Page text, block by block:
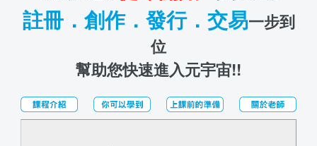
註冊．創作．發行．交易一步到
位
幫助您快速進入元宇宙!!